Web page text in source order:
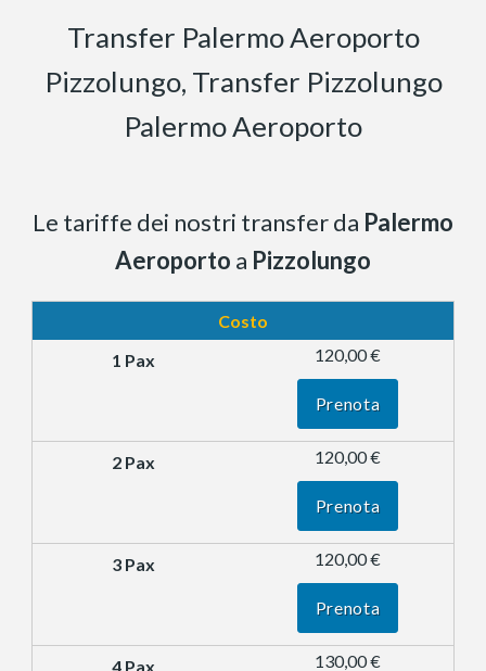
Transfer Palermo Aeroporto
Pizzolungo, Transfer Pizzolungo
Palermo Aeroporto
Le tariffe dei nostri transfer da Palermo
Aeroporto a Pizzolungo
Costo
120,00 €
Prenota
120,00 €
Prenota
120,00 €
Prenota
130,00 €